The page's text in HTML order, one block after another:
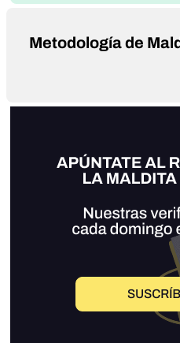
Metodología de